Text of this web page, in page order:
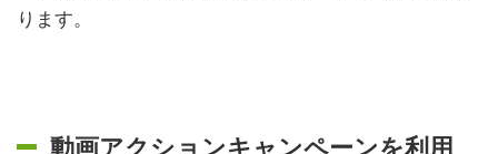
ります。
動画アクションキャンペーンを利用